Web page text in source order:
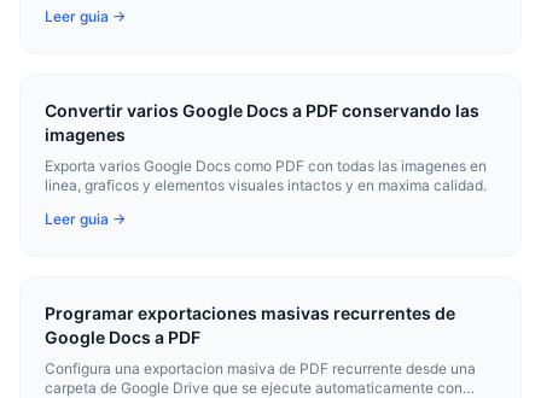
Leer guia →
Convertir varios Google Docs a PDF conservando las
imagenes
Exporta varios Google Docs como PDF con todas las imagenes en
linea, graficos y elementos visuales intactos y en maxima calidad.
Leer guia →
Programar exportaciones masivas recurrentes de
Google Docs a PDF
Configura una exportacion masiva de PDF recurrente desde una
carpeta de Google Drive que se ejecute automaticamente con